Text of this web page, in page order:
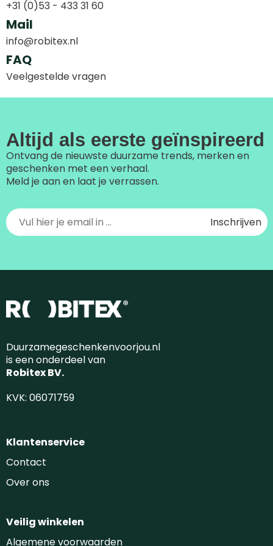
+31 (0)53 - 433 31 60
Mail
info@robitex.nl
FAQ
Veelgestelde vragen
Altijd als eerste geïnspireerd
Ontvang de nieuwste duurzame trends, merken en
geschenken met een verhaal.
Meld je aan en laat je verrassen.
Duurzamegeschenkenvoorjou.nl
is een onderdeel van
Robitex BV.
KVK: 06071759
Klantenservice
Contact
Over ons
Veilig winkelen
Algemene voorwaarden